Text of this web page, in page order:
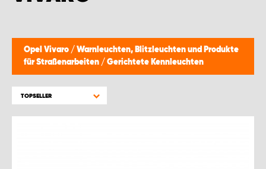
Opel Vivaro / Warnleuchten, Blitzleuchten und Produkte
für Straßenarbeiten / Gerichtete Kennleuchten
TOPSELLER
WORK SYSTEM HAMBURG
WORK SYSTEM LUDWIGSHAFEN